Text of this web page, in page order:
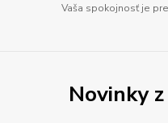
Vaša spokojnosť je
Novinky